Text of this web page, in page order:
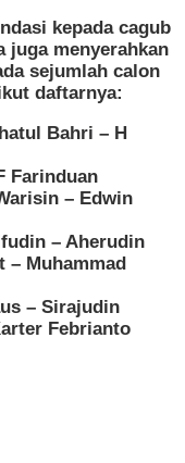
kepada cagub
juga menyerahkan
sejumlah calon
daftarnya:
Bahri – H
Farinduan
– Edwin
– Aherudin
Muhammad
– Sirajudin
Febrianto